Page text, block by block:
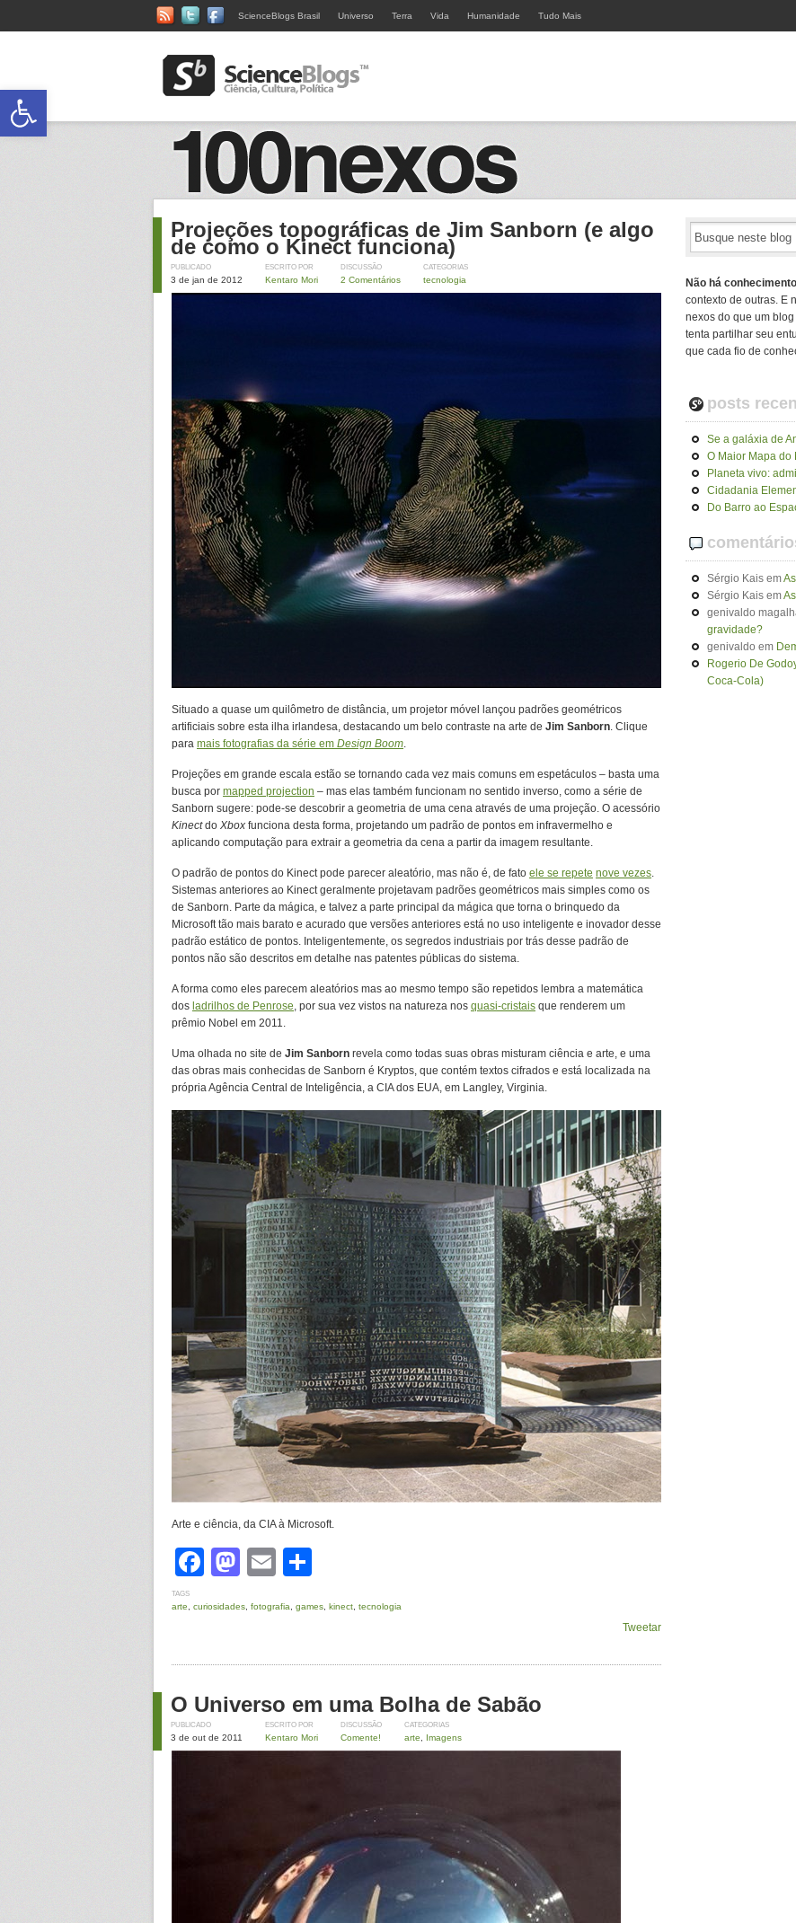
ScienceBlogs Brasil Universo Terra Vida Humanidade Tudo Mais
Projeções topográficas de Jim Sanborn (e algo
de como o Kinect funciona)
PUBLICADO
3 de jan de 2012
ESCRITO POR
Kentaro Mori
DISCUSSÃO
2 Comentários
CATEGORIAS
tecnologia
Situado a quase um quilômetro de distância, um projetor móvel lançou padrões geométricos
artificiais sobre esta ilha irlandesa, destacando um belo contraste na arte de Jim Sanborn. Clique
para mais fotografias da série em Design Boom.
Projeções em grande escala estão se tornando cada vez mais comuns em espetáculos – basta uma
busca por mapped projection – mas elas também funcionam no sentido inverso, como a série de
Sanborn sugere: pode-se descobrir a geometria de uma cena através de uma projeção. O acessório
Kinectdo Xbox funciona desta forma, projetando um padrão de pontos em infravermelho e
aplicando computação para extrair a geometria da cena a partir da imagem resultante.
O padrão de pontos do Kinect pode parecer aleatório, mas não é, de fato ele se repete nove vezes.
Sistemas anteriores ao Kinect geralmente projetavam padrões geométricos mais simples como os
de Sanborn. Parte da mágica, e talvez a parte principal da mágica que torna o brinquedo da
Microsoft tão mais barato e acurado que versões anteriores está no uso inteligente e inovador desse
padrão estático de pontos. Inteligentemente, os segredos industriais por trás desse padrão de
pontos não são descritos em detalhe nas patentes públicas do sistema.
A forma como eles parecem aleatórios mas ao mesmo tempo são repetidos lembra a matemática
dos ladrilhos de Penrose, por sua vez vistos na natureza nos quasi-cristais que renderem um
prêmio Nobel em 2011.
Uma olhada no site de Jim Sanborn revela como todas suas obras misturam ciência e arte, e uma
das obras mais conhecidas de Sanborn é Kryptos, que contém textos cifrados e está localizada na
própria Agência Central de Inteligência, a CIA dos EUA, em Langley, Virginia.
Arte e ciência, da CIA à Microsoft.
Facebook
Mastodon
Email
TAGS
arte, curiosidades, fotografia, games, kinect, tecnologia
Tweetar
O Universo em uma Bolha de Sabão
PUBLICADO
3 de out de 2011
ESCRITO POR
Kentaro Mori
DISCUSSÃO
Comente!
CATEGORIAS
arte, Imagens
Não há
contexto de outras. E
nexos do que um
tenta partilhar seu
que cada fio de
posts
Se a galáxia de
O Maior Mapa do
Planeta vivo:
Cidadania
Do Barro ao
Sérgio Kais em
Sérgio Kais em
genivaldo
gravidade?
genivaldo em
Rogerio De
Coca-Cola)
Abrir a barra de ferramentas